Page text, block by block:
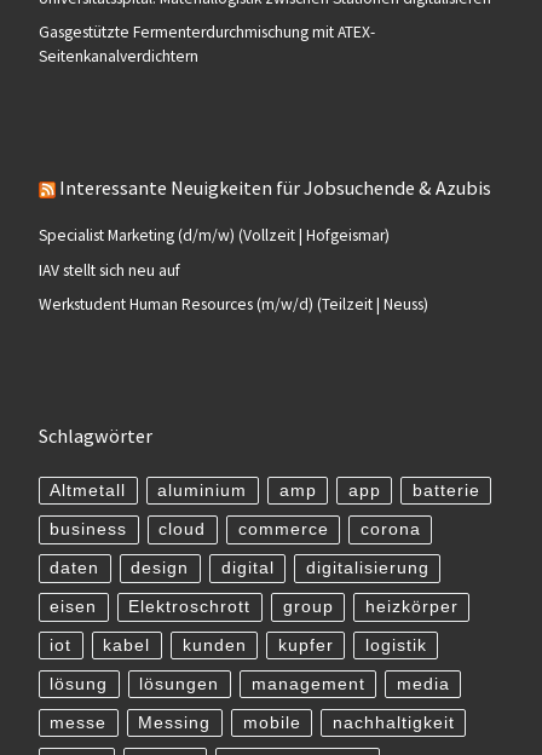
Gasgestützte Fermenterdurchmischung mit ATEX-
Seitenkanalverdichtern
Interessante Neuigkeiten für Jobsuchende & Azubis
Specialist Marketing (d/m/w) (Vollzeit | Hofgeismar)
IAV stellt sich neu auf
Werkstudent Human Resources (m/w/d) (Teilzeit | Neuss)
Schlagwörter
Altmetall aluminium amp app batterie
business cloud commerce corona
daten design digital digitalisierung
eisen Elektroschrott group heizkörper
iot kabel kunden kupfer logistik
lösung lösungen management media
messe Messing mobile nachhaltigkeit